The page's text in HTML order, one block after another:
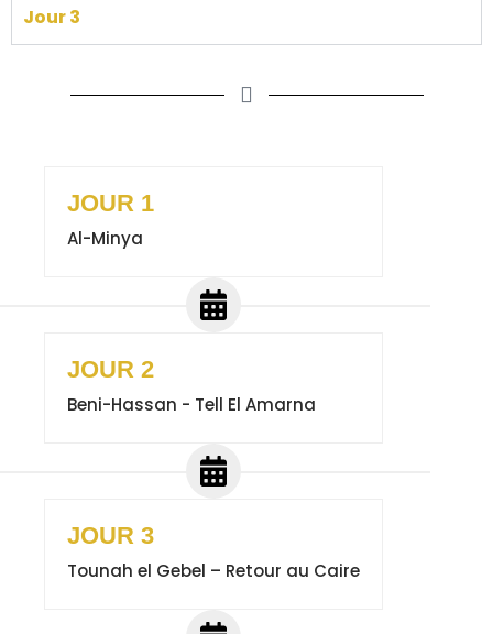
Jour 3
JOUR 1
Al-Minya
JOUR 2
Beni-Hassan - Tell El Amarna
JOUR 3
Tounah el Gebel – Retour au Caire